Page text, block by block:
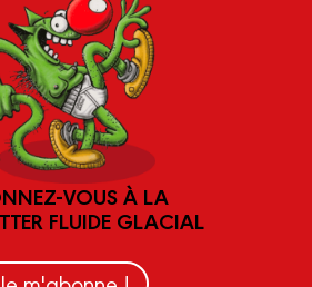
VOUS À LA
FLUIDE GLACIAL